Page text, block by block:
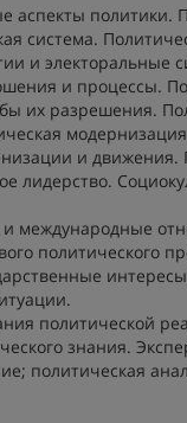
аспекты политики.
система.
и электоральные
и процессы.
их разрешения.
и движения.
лидерство.
международные
политического
политической
знания.
политическая